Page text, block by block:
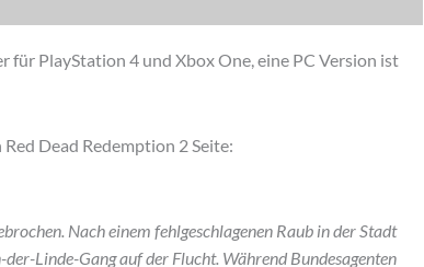
für PlayStation 4 und Xbox One, eine PC Version ist
Dead Redemption 2 Seite:
Nach einem fehlgeschlagenen Raub in der Stadt
Linde-Gang auf der Flucht. Während Bundesagenten